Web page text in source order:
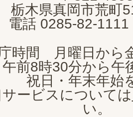
栃木県真岡市荒町
電話 0285-82-1111
時間 月曜日から
午前8時30分から午
祝日・年末年始
ービスについては
い。